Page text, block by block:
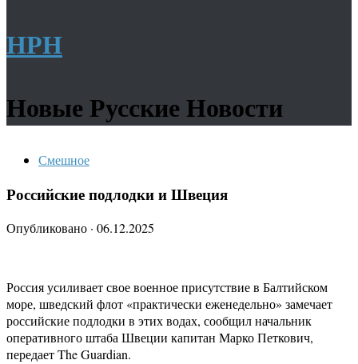
НРН
Новые Русские Новости
Смешное
Российские подлодки и Швеция
Опубликовано · 06.12.2025
Россия усиливает свое военное присутствие в Балтийском
море, шведский флот «практически еженедельно» замечает
российские подлодки в этих водах, сообщил начальник
оперативного штаба Швеции капитан Марко Петкович,
передает The Guardian.